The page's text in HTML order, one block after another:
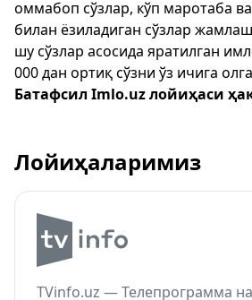
оммабоп сўзлар, кўп маротаба
билан ёзиладиган сўзлар
шу сўзлар асосида яратилган
000 дан ортиқ сўзни ўз ичига
Батафсил Imlo.uz лойиҳаси
Лойиҳаларимиз
TVinfo.uz — Телепрограмма